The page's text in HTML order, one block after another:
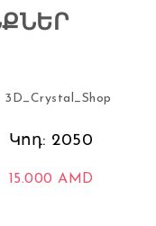
Կոդ: 2050
15.000 AMD